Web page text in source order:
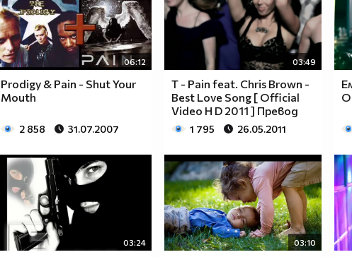
06:12
Prodigy & Pain - Shut Your
Mouth
2 858 31.07.2007
03:49
T - Pain feat. Chris Brown -
Best Love Song [ Official
Video H D 2011 ] Превод
1 795 26.05.2011
03:24 03:10